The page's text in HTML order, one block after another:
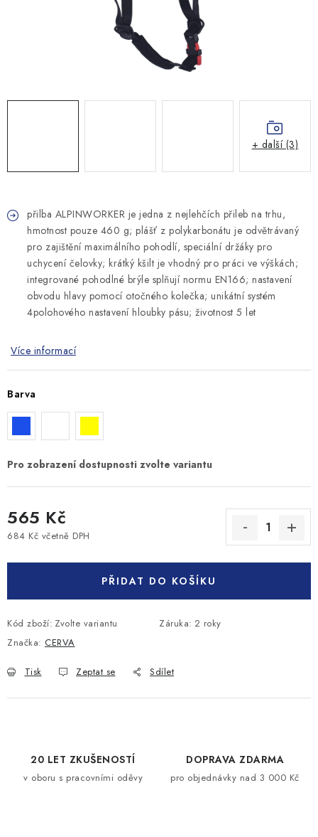
Obchodní podmínky
GDPR
přilba ALPINWORKER je jedna z nejlehčích přileb na trhu,
hmotnost pouze 460 g; plášť z polykarbonátu je odvětrávaný
pro zajištění maximálního pohodlí, speciální držáky pro
uchycení čelovky; krátký kšilt je vhodný pro práci ve výškách;
integrované pohodlné brýle splňují normu EN166; nastavení
obvodu hlavy pomocí otočného kolečka; unikátní systém
4polohového nastavení hloubky pásu; životnost 5 let
Více informací
Barva
565 Kč
684 Kč včetně DPH
PŘIDAT DO KOŠÍKU
Kód zboží: Zvolte variantu Záruka: 2 roky
Značka: CERVA
Tisk Zeptat se Sdílet
+ další (3)
20 LET ZKUŠENOSTÍ
v oboru s pracovními oděvy
DOPRAVA ZDARMA
pro objednávky nad 3 000 Kč